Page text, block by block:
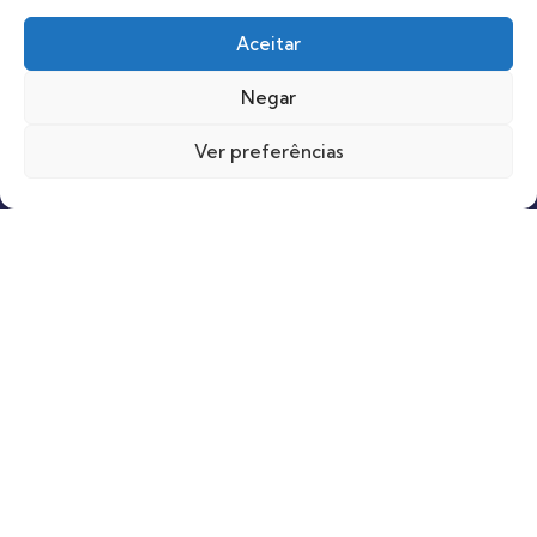
Aceitar
Negar
Ver preferências
Unidade Araguari